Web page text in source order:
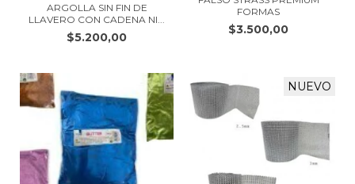
ARGOLLA SIN FIN DE
LLAVERO CON CADENA NI...
$5.200,00
FORMAS
$3.500,00
NUEVO